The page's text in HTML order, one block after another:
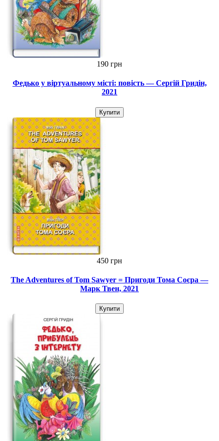
190 грн
Федько у віртуальному місті: повість — Сергій Гридін,
2021
Купити
450 грн
The Adventures of Tom Sawyer = Пригоди Тома Соєра —
Марк Твен, 2021
Купити